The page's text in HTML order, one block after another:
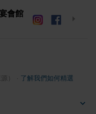
會館
） 了解我們如何精選